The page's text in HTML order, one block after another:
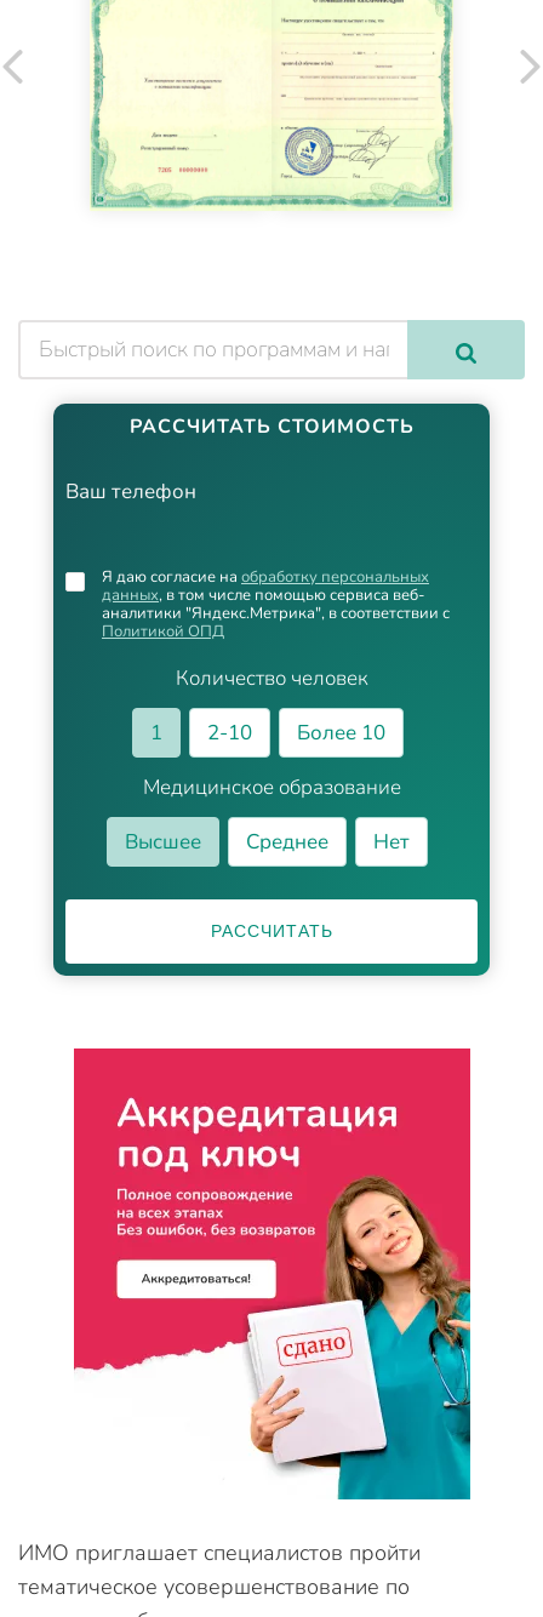
РАССЧИТАТЬ СТОИМОСТЬ
Ваш телефон
Количество человек
1
2-10
Более 10
Медицинское образование
Высшее
Среднее Нет
Я даю согласие на обработку персональных
данных, в том числе помощью сервиса веб-
аналитики "Яндекс.Метрика", в соответствии с
Политикой ОПД
РАССЧИТАТЬ
ИМО приглашает специалистов пройти
тематическое усовершенствование по